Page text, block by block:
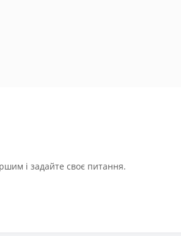
і задайте своє питання.